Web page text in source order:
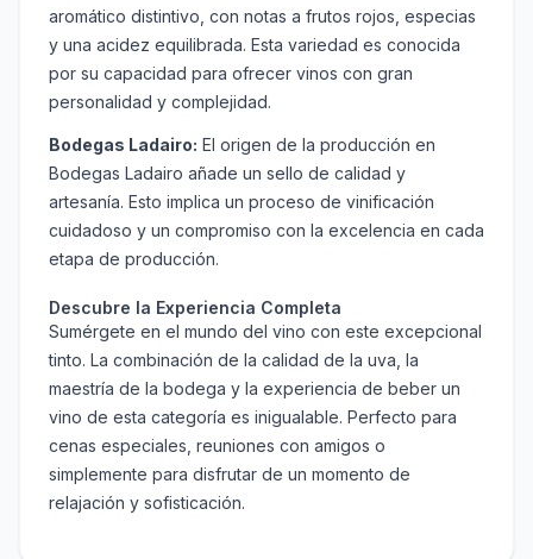
aromático distintivo, con notas a frutos rojos, especias
y una acidez equilibrada. Esta variedad es conocida
por su capacidad para ofrecer vinos con gran
personalidad y complejidad.
Bodegas Ladairo: El origen de la producción en
Bodegas Ladairo añade un sello de calidad y
artesanía. Esto implica un proceso de vinificación
cuidadoso y un compromiso con la excelencia en cada
etapa de producción.
Descubre la Experiencia Completa
Sumérgete en el mundo del vino con este excepcional
tinto. La combinación de la calidad de la uva, la
maestría de la bodega y la experiencia de beber un
vino de esta categoría es inigualable. Perfecto para
cenas especiales, reuniones con amigos o
simplemente para disfrutar de un momento de
relajación y sofisticación.